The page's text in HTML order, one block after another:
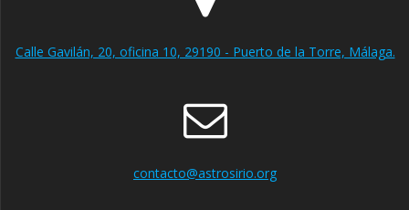
Calle Gavilán, 20, oficina 10, 29190 - Puerto de la Torre, Málaga.
contacto@astrosirio.org